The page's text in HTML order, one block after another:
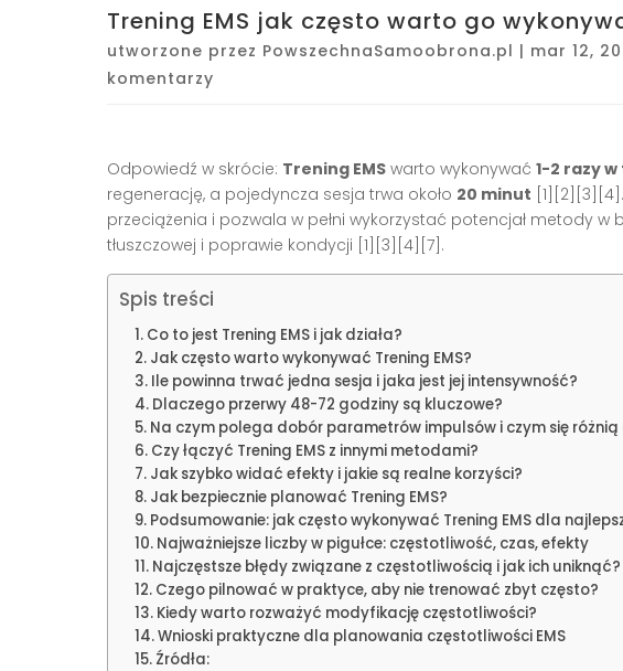
Trening EMS jak często warto go
utworzone przez PowszechnaSamoobrona.pl | mar 12,
komentarzy
Odpowiedź w skrócie: Trening EMS warto wykonywać 1-2 razy
regenerację, a pojedyncza sesja trwa około 20 minut
przeciążenia i pozwala w pełni wykorzystać potencjał metody w
tłuszczowej i poprawie kondycji [1][3][4][7].
Spis treści
Co to jest Trening EMS i jak działa?
Jak często warto wykonywać Trening EMS?
Ile powinna trwać jedna sesja i jaka jest jej intensywność?
Dlaczego przerwy 48-72 godziny są kluczowe?
Na czym polega dobór parametrów impulsów i czym się
Czy łączyć Trening EMS z innymi metodami?
Jak szybko widać efekty i jakie są realne korzyści?
Jak bezpiecznie planować Trening EMS?
Podsumowanie: jak często wykonywać Trening EMS dla
Najważniejsze liczby w pigułce: częstotliwość, czas, efekty
Najczęstsze błędy związane z częstotliwością i jak ich uniknąć?
Czego pilnować w praktyce, aby nie trenować zbyt często?
Kiedy warto rozważyć modyfikację częstotliwości?
Wnioski praktyczne dla planowania częstotliwości EMS
Źródła: